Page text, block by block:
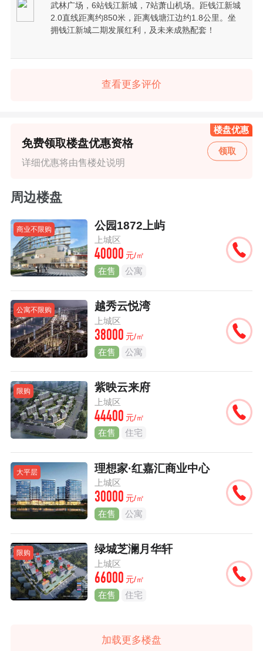
武林广场，6站钱江新城，7站萧山机场。距钱江新城
2.0直线距离约850米，距离钱塘江边约1.8公里。坐
拥钱江新城二期发展红利，及未来成熟配套！
查看更多评价
免费领取楼盘优惠资格
详细优惠将由售楼处说明
领取
楼盘优惠
周边楼盘
商业不限购 公园1872上屿
上城区
40000 元/㎡
在售 公寓
公寓不限购 越秀云悦湾
上城区
38000 元/㎡
在售 公寓
限购 紫映云来府
上城区
44400 元/㎡
在售 住宅
大平层 理想家·红嘉汇商业中心
上城区
30000 元/㎡
在售 公寓
限购 绿城芝澜月华轩
上城区
66000 元/㎡
在售 住宅
加载更多楼盘